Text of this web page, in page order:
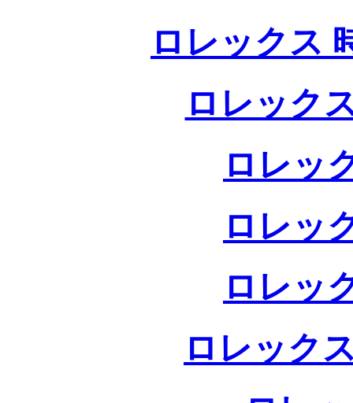
ロレックス
ロレック
ロレッ
ロレッ
ロレッ
ロレック